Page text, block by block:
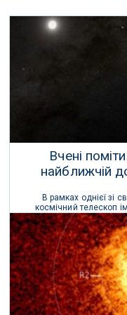
Вчені
найближчій
В рамках однієї зі
космічний телескоп
планету на потенційно
Центавра А, найближчої